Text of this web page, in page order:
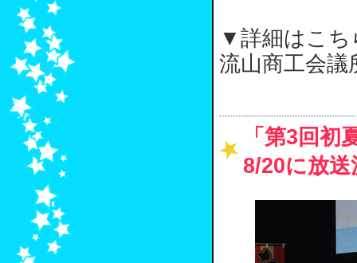
▼詳細はこち
流山商工会
「第3回
8/20に放送